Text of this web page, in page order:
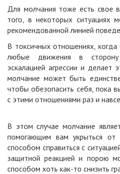
Для молчания тоже есть свое
того, в некоторых ситуациях
рекомендованной линией
В токсичных отношениях,
любые движения в сторону
эскалацией агрессии и делает
молчание может быть
чтобы обезопасить себя, пока
с этими отношениями раз и
В этом случае молчание
помогающим вам укрыться от
способом справиться с
защитной реакцией и порою
способом хоть как-то снизить